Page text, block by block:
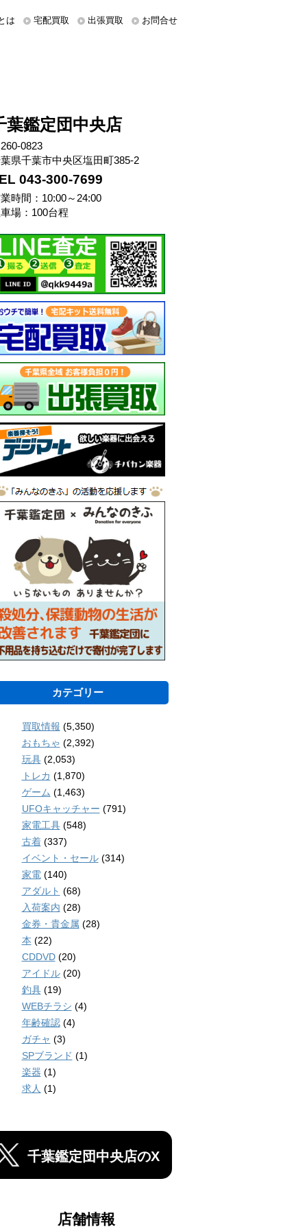
は 宅配買取 出張買取 お問合せ
葉鑑定団中央店
0823
県千葉市中央区塩田町385-2
043-300-7699
時間：10:00～24:00
場：100台程
カテゴリー
買取情報 (5,350)
おもちゃ (2,392)
玩具(2,053)
トレカ (1,870)
ゲーム (1,463)
UFOキャッチャー (791)
家電工具(548)
古着(337)
イベント・セール(314)
家電(140)
アダルト (68)
入荷案内 (28)
金券・貴金属 (28)
本 (22)
CDDVD(20)
アイドル(20)
釣具(19)
WEBチラシ (4)
年齢確認(4)
ガチャ (3)
SPブランド (1)
楽器 (1)
求人 (1)
千葉鑑定団中央店のX
店舗情報